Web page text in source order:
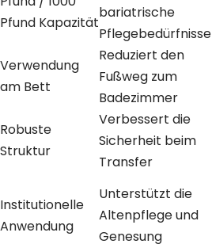
Pfund Kapazität
bariatrische
Pflegebedürfnisse
Verwendung
am Bett
Reduziert den
Fußweg zum
Badezimmer
Robuste
Struktur
Verbessert die
Sicherheit beim
Transfer
Institutionelle
Anwendung
Unterstützt die
Altenpflege und
Genesung